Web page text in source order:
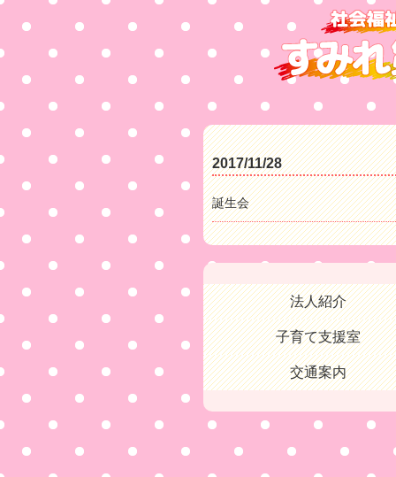
2017/11/28
誕生会
法人紹介
子育て支援室
交通案内